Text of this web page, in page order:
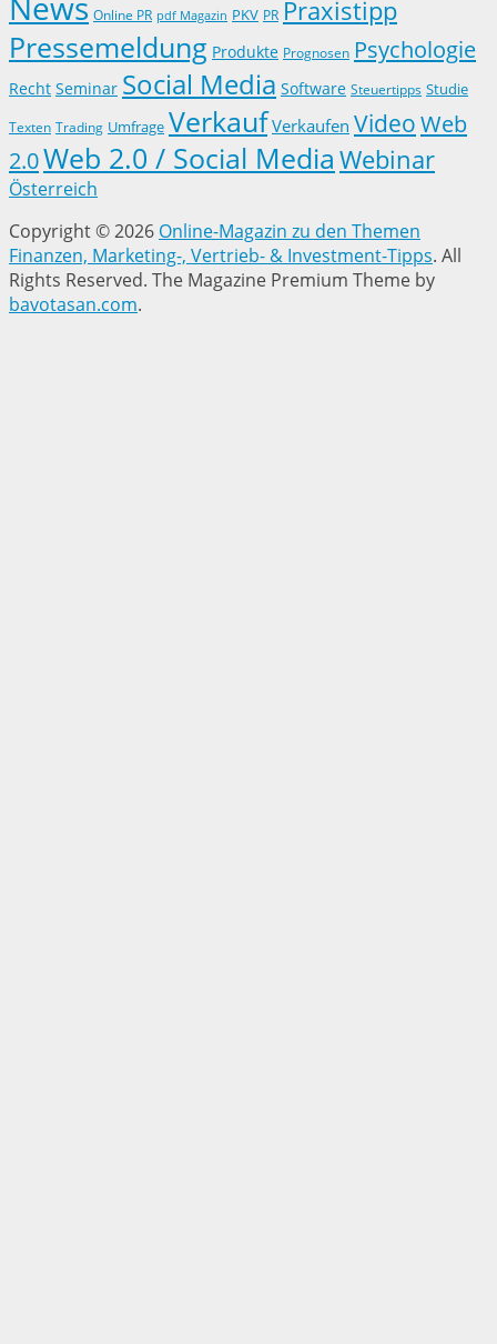
Online PR pdf Magazin PKV PR Praxistipp
Pressemeldung Produkte Prognosen Psychologie
Recht Seminar Social Media Software Steuertipps Studie
Texten Trading Umfrage Verkauf Verkaufen VideoWeb
2.0Web 2.0 / Social Media Webinar
Österreich
Copyright © 2026 Online-Magazin zu den Themen
Finanzen, Marketing-, Vertrieb- & Investment-Tipps. All
Rights Reserved. The Magazine Premium Theme by
bavotasan.com.